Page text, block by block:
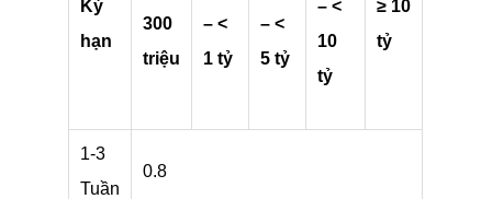
Kỳ
hạn
300
triệu
– <
1 tỷ
– <
5 tỷ
– <
10
tỷ
≥ 10
tỷ
1-3
Tuần
0.8